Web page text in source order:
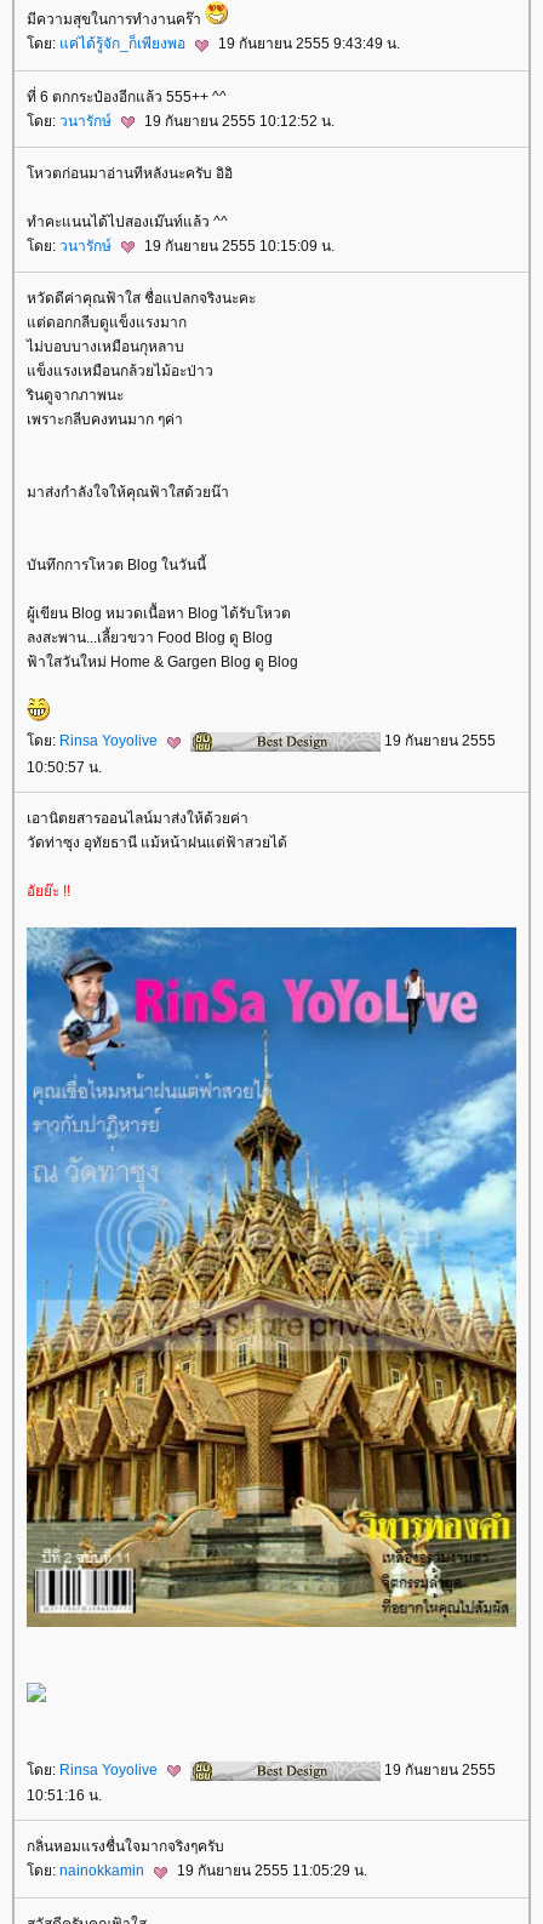
มีความสุขในการทำงานคร๊า
ดย: ค่ได้รู้จัก_ก็เพียงพอ 19 กันยายน 2555 9:43:49 น.
ที่ 6 ตกกระป๋องอีกแล้ว 555++ ^^
ดย: วนารักษ์ 19 กันยายน 2555 10:12:52 น.
หวตก่อนมาอ่านทีหลังนะครับ อิอิ
ทำคะแนนได้ไปสองเม๊นท์แล้ว ^^
ดย: วนารักษ์ 19 กันยายน 2555 10:15:09 น.
หวัดดีค่าคุณฟ้าใส ชื่อแปลกจริงนะคะ
ต่ดอกกลีบดูแข็งแรงมาก
ไม่บอบบางเหมือนกุหลาบ
ข็งแรงเหมือนกล้วยไม้อะป่าว
รินดูจากภาพนะ
เพราะกลีบคงทนมาก ๆค่า
มาส่งกำลังใจให้คุณฟ้าใสด้วยน๊า
บันทึกการโหวต Blog ในวันนี้
ผู้เขียน Blog หมวดเนื้อหา Blog ได้รับโหวต
ลงสะพาน...เลี้ยวขวา Food Blog ดู Blog
ฟ้าใสวันใหม่ Home & Gargen Blog ดู Blog
ดย: Rinsa Yoyolive
19 กันยายน 2555
10:50:57 น.
เอานิตยสารออนไลน์มาส่งให้ด้วยค่า
วัดท่าซุง อุทัยธานี แม้หน้าฝนแต่ฟ้าสวยได้
อัยย๊ะ !!
ดย: Rinsa Yoyolive
19 กันยายน 2555
10:51:16 น.
กลิ่นหอมแรงชื่นใจมากจริงๆครับ
ดย: nainokkamin 19 กันยายน 2555 11:05:29 น.